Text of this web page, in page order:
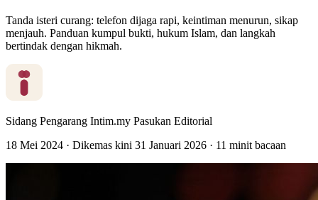
Tanda isteri curang: telefon dijaga rapi, keintiman menurun, sikap
menjauh. Panduan kumpul bukti, hukum Islam, dan langkah
bertindak dengan hikmah.
Sidang Pengarang Intim.my Pasukan Editorial
18 Mei 2024 · Dikemas kini 31 Januari 2026 · 11 minit bacaan